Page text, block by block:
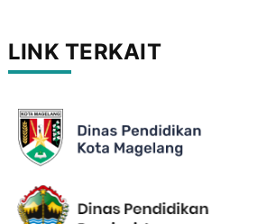
LINK TERKAIT